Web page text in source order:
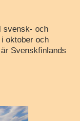
svensk- och
oktober och
Svenskfinlands